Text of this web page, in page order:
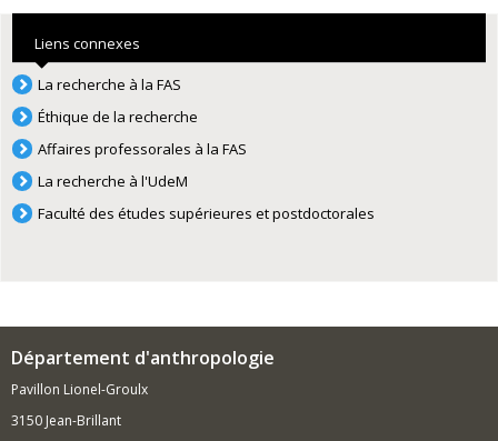
Liens connexes
La recherche à la FAS
Éthique de la recherche
Affaires professorales à la FAS
La recherche à l'UdeM
Faculté des études supérieures et postdoctorales
Département d'anthropologie
Pavillon Lionel-Groulx
3150 Jean-Brillant